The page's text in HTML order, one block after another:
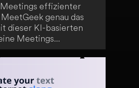
effizienter
genau das
dieser KI-basierten
Meetings
transkribieren und
behältst du stets den
einem Tool!